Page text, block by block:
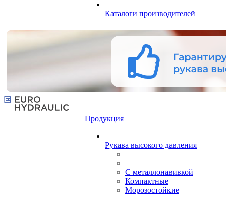
Каталоги производителей
Продукция
Рукава высокого давления
С металлонавивкой
Компактные
Морозостойкие